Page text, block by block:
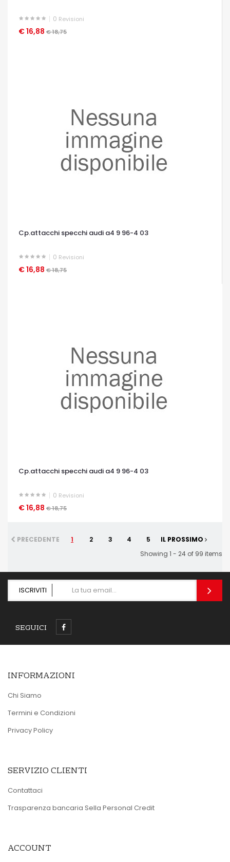
0 Revisioni
€ 16,88 € 18,75
OCCHIATA VELOCE
Cp.attacchi specchi audi a4 9 96-4 03
0 Revisioni
€ 16,88 € 18,75
OCCHIATA VELOCE
Cp.attacchi specchi audi a4 9 96-4 03
0 Revisioni
€ 16,88 € 18,75
OCCHIATA VELOCE
PRECEDENTE 1 2 3 4 5
IL PROSSIMO
Showing 1 - 24 of 99 items
ISCRIVITI
SEGUICI
INFORMAZIONI
Chi Siamo
Termini e Condizioni
Privacy Policy
SERVIZIO CLIENTI
Contattaci
Trasparenza bancaria Sella Personal Credit
ACCOUNT